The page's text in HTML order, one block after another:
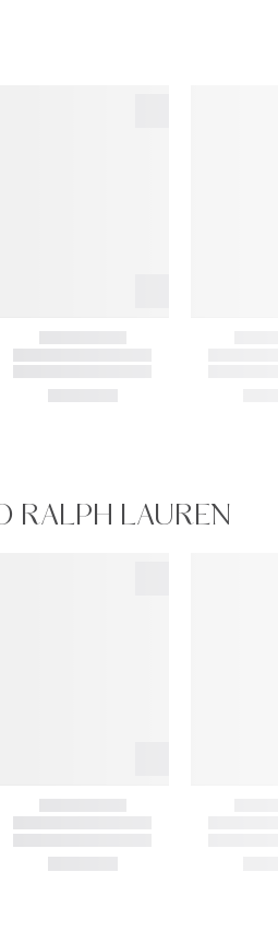
RALPH LAUREN